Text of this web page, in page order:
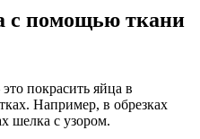
с помощью ткани
покрасить яйца в
Например, в обрезках
шелка с узором.